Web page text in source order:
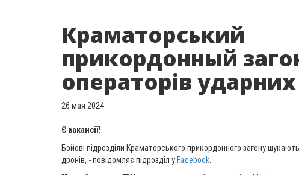
Краматорський
прикордонный
операторів
26 мая 2024
Є вакансії!
Бойові підрозділи Краматорського прикордонного загону
дронів, - повідомляє підрозділ у Facebook